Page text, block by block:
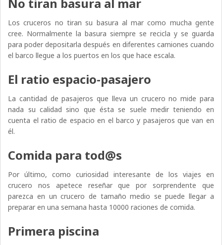
No tiran basura al mar
Los cruceros no tiran su basura al mar como mucha gente
cree. Normalmente la basura siempre se recicla y se guarda
para poder depositarla después en diferentes camiones cuando
el barco llegue a los puertos en los que hace escala.
El ratio espacio-pasajero
La cantidad de pasajeros que lleva un crucero no mide para
nada su calidad sino que ésta se suele medir teniendo en
cuenta el ratio de espacio en el barco y pasajeros que van en
él.
Comida para tod@s
Por último, como curiosidad interesante de los viajes en
crucero nos apetece reseñar que por sorprendente que
parezca en un crucero de tamaño medio se puede llegar a
preparar en una semana hasta 10000 raciones de comida.
Primera piscina